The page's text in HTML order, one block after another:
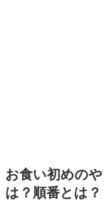
お食い初めの
は？順番とは？